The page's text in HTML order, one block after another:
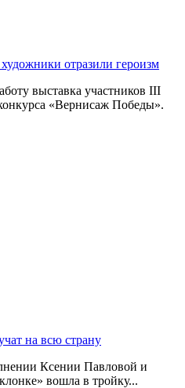
отразили героизм
выставка участников III
«Вернисаж Победы».
на всю страну
Ксении Павловой и
вошла в тройку...